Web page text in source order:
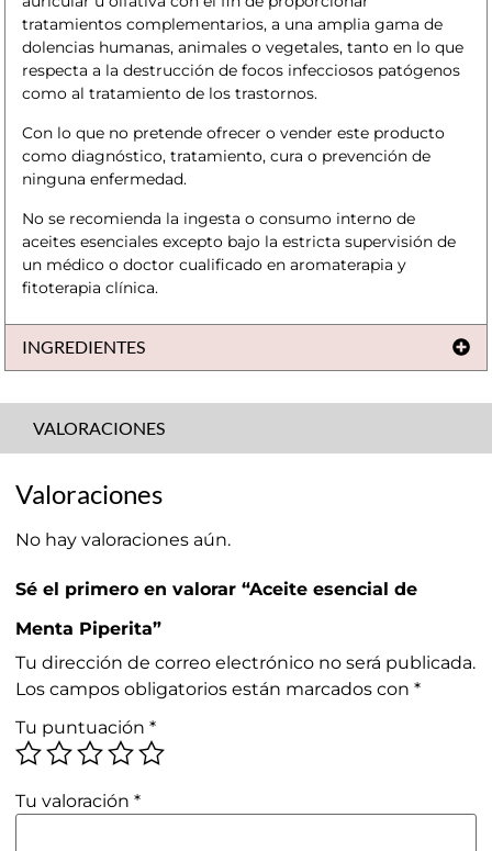
tratamientos complementarios, a una amplia gama de
dolencias humanas, animales o vegetales, tanto en lo que
respecta a la destrucción de focos infecciosos patógenos
como al tratamiento de los trastornos.
Con lo que no pretende ofrecer o vender este producto
como diagnóstico, tratamiento, cura o prevención de
ninguna enfermedad.
No se recomienda la ingesta o consumo interno de
aceites esenciales excepto bajo la estricta supervisión de
un médico o doctor cualificado en aromaterapia y
fitoterapia clínica.
INGREDIENTES
VALORACIONES
Valoraciones
No hay valoraciones aún.
Sé el primero en valorar “Aceite esencial de
Menta Piperita”
Tu dirección de correo electrónico no será publicada.
Los campos obligatorios están marcados con*
Tu puntuación*
Tu valoración*